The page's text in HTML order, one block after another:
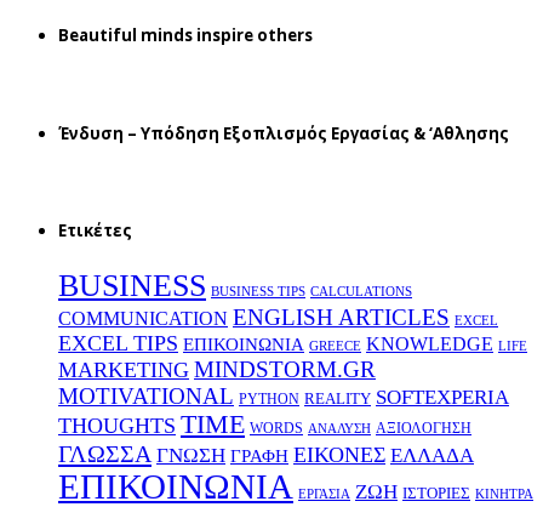
Beautiful minds inspire others
Ένδυση – Υπόδηση Εξοπλισμός Εργασίας & ‘Aθλησης
Ετικέτες
BUSINESS BUSINESS TIPS CALCULATIONS
COMMUNICATION ENGLISH ARTICLES EXCEL
EXCEL TIPS EΠΙΚΟΙΝΩΝΙΑ GREECE KNOWLEDGE LIFE
MARKETING MINDSTORM.GR
MOTIVATIONAL PYTHON REALITY SOFTEXPERIA
THOUGHTS TIME WORDS ΑΝΑΛΥΣΗ ΑΞΙΟΛΟΓΗΣΗ
ΓΛΩΣΣΑ ΓΝΩΣΗ ΓΡΑΦΗ ΕΙΚΟΝΕΣ ΕΛΛΑΔΑ
ΕΠΙΚΟΙΝΩΝΙΑ ΕΡΓΑΣΙΑ ΖΩΗ ΙΣΤΟΡΙΕΣ ΚΙΝΗΤΡΑ